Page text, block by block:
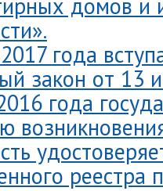
года
закон от
года
реестра